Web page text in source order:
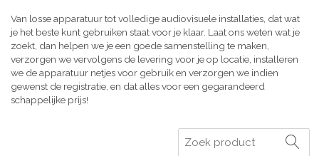
Van losse apparatuur tot volledige audiovisuele installaties, dat wat
je het beste kunt gebruiken staat voor je klaar. Laat ons weten wat je
zoekt, dan helpen we je een goede samenstelling te maken,
verzorgen we vervolgens de levering voor je op locatie, installeren
we de apparatuur netjes voor gebruik en verzorgen we indien
gewenst de registratie, en dat alles voor een gegarandeerd
schappelijke prijs!
Zoeken